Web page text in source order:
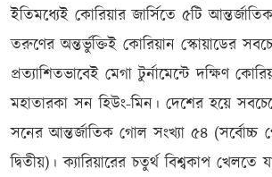
ইতিমধ্যেই কোরিয়ার জার্সিতে ৫টি
তরুণের অন্তর্ভুক্তিই কোরিয়ান স্কোয়াডের
প্রত্যাশিতভাবেই মেগা টুর্নামেন্টে দক্ষিণ
মহাতারকা সন হিউং-মিন। দেশের হয়ে
সনের আন্তর্জাতিক গোল সংখ্যা ৫৪ (সর্বোচ্চ
দ্বিতীয়)। ক্যারিয়ারের চতুর্থ বিশ্বকাপ খেলতে